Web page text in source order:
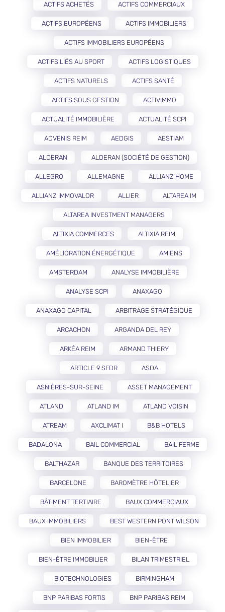
ACTIFS ACHETÉS ACTIFS COMMERCIAUX
ACTIFS EUROPÉENS ACTIFS IMMOBILIERS
ACTIFS IMMOBILIERS EUROPÉENS
ACTIFS LIÉS AU SPORT ACTIFS LOGISTIQUES
ACTIFS NATURELS ACTIFS SANTÉ
ACTIFS SOUS GESTION ACTIVIMMO
ACTUALITÉ IMMOBILIÈRE ACTUALITÉ SCPI
ADVENIS REIM AEDGIS AESTIAM
ALDERAN ALDERAN (SOCIÉTÉ DE GESTION)
ALLEGRO ALLEMAGNE ALLIANZ HOME
ALLIANZ IMMOVALOR ALLIER ALTAREA IM
ALTAREA INVESTMENT MANAGERS
ALTIXIA COMMERCES ALTIXIA REIM
AMÉLIORATION ÉNERGÉTIQUE AMIENS
AMSTERDAM ANALYSE IMMOBILIÈRE
ANALYSE SCPI ANAXAGO
ANAXAGO CAPITAL ARBITRAGE STRATÉGIQUE
ARCACHON ARGANDA DEL REY
ARKÉA REIM ARMAND THIERY
ARTICLE 9 SFDR ASDA
ASNIÈRES-SUR-SEINE ASSET MANAGEMENT
ATLAND ATLAND IM ATLAND VOISIN
ATREAM AXCLIMAT I B&B HOTELS
BADALONA BAIL COMMERCIAL BAIL FERME
BALTHAZAR BANQUE DES TERRITOIRES
BARCELONE BAROMÈTRE HÔTELIER
BÂTIMENT TERTIAIRE BAUX COMMERCIAUX
BAUX IMMOBILIERS BEST WESTERN PONT WILSON
BIEN IMMOBILIER BIEN-ÊTRE
BIEN-ÊTRE IMMOBILIER BILAN TRIMESTRIEL
BIOTECHNOLOGIES BIRMINGHAM
BNP PARIBAS FORTIS BNP PARIBAS REIM